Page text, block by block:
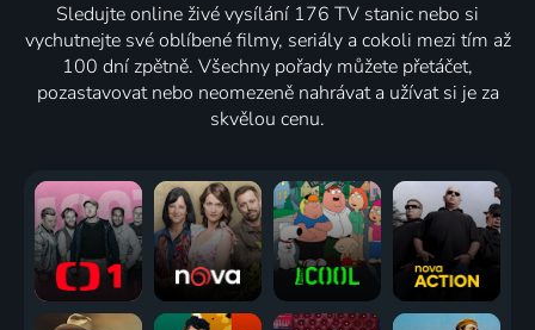
Sledujte online živé vysílání 176 TV stanic nebo si
vychutnejte své oblíbené filmy, seriály a cokoli mezi tím až
100 dní zpětně. Všechny pořady můžete přetáčet,
pozastavovat nebo neomezeně nahrávat a užívat si je za
skvělou cenu.